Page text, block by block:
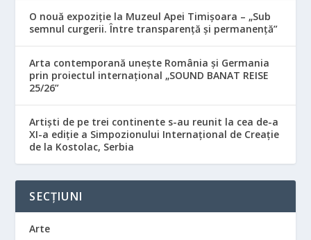
O nouă expoziție la Muzeul Apei Timișoara – „Sub
semnul curgerii. Între transparență și permanență”
Arta contemporană unește România și Germania
prin proiectul internațional „SOUND BANAT REISE
25/26”
Artiști de pe trei continente s-au reunit la cea de-a
XI-a ediție a Simpozionului Internațional de Creație
de la Kostolac, Serbia
SECȚIUNI
Arte